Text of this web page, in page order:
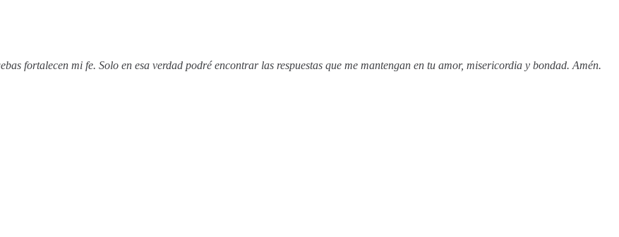
fortalecen mi fe. Solo en esa verdad podré encontrar las respuestas que me mantengan en tu amor, misericordia y bondad. Amén.